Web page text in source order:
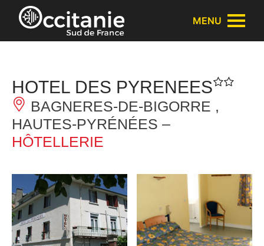
Panneau de gestion des cookies
MENU
HOTEL DES PYRENEES
BAGNERES-DE-BIGORRE ,
HAUTES-PYRÉNÉES –
HÔTELLERIE